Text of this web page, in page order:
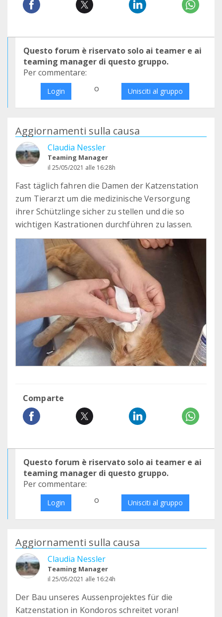
Questo forum è riservato solo ai teamer e ai
teaming manager di questo gruppo.
Per commentare:
Login o Unisciti al gruppo
Aggiornamenti sulla causa
Claudia Nessler
Teaming Manager
il 25/05/2021 alle 16:28h
Fast täglich fahren die Damen der Katzenstation
zum Tierarzt um die medizinische Versorgung
ihrer Schützlinge sicher zu stellen und die so
wichtigen Kastrationen durchführen zu lassen.
Comparte
Questo forum è riservato solo ai teamer e ai
teaming manager di questo gruppo.
Per commentare:
Login o Unisciti al gruppo
Aggiornamenti sulla causa
Claudia Nessler
Teaming Manager
il 25/05/2021 alle 16:24h
Der Bau unseres Aussenprojektes für die
Katzenstation in Kondoros schreitet voran!